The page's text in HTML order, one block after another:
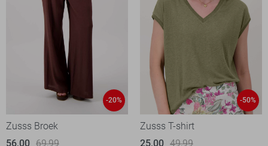
-20%
Zusss Broek
56,00 69,99
-50%
Zusss T-shirt
25,00 49,99